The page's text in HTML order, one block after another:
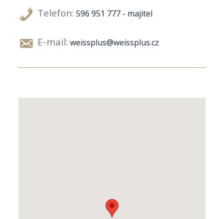
Telefon: 596 951 777 - majitel
E-mail: weissplus@weissplus.cz